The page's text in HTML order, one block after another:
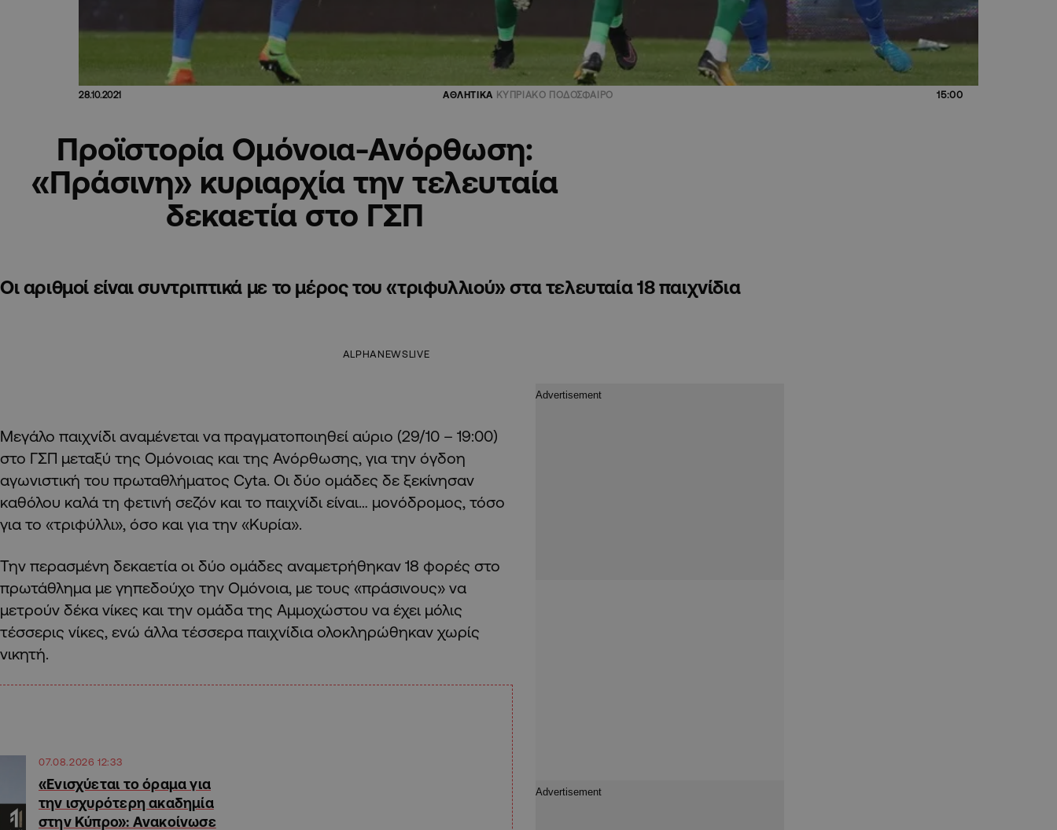
28.10.2021 ΑΘΛΗΤΙΚΑ ΚΥΠΡΙΑΚΟ ΠΟΔΟΣΦΑΙΡΟ 15:00
Προϊστορία Ομόνοια-Ανόρθωση:
«Πράσινη» κυριαρχία την τελευταία
δεκαετία στο ΓΣΠ
Οι αριθμοί είναι συντριπτικά με το μέρος του «τριφυλλιού» στα τελευταία 18 παιχνίδια
ALPHANEWSLIVE
Μεγάλο παιχνίδι αναμένεται να πραγματοποιηθεί αύριο (29/10 – 19:00)
στο ΓΣΠ μεταξύ της Ομόνοιας και της Ανόρθωσης, για την όγδοη
αγωνιστική του πρωταθλήματος Cyta. Οι δύο ομάδες δε ξεκίνησαν
καθόλου καλά τη φετινή σεζόν και το παιχνίδι είναι… μονόδρομος, τόσο
για το «τριφύλλι», όσο και για την «Κυρία».
Την περασμένη δεκαετία οι δύο ομάδες αναμετρήθηκαν 18 φορές στο
πρωτάθλημα με γηπεδούχο την Ομόνοια, με τους «πράσινους» να
μετρούν δέκα νίκες και την ομάδα της Αμμοχώστου να έχει μόλις
τέσσερις νίκες, ενώ άλλα τέσσερα παιχνίδια ολοκληρώθηκαν χωρίς
νικητή.
07.08.2026 12:33
«Ενισχύεται το όραμα για
την ισχυρότερη ακαδημία
στην Κύπρο»: Ανακοίνωσε